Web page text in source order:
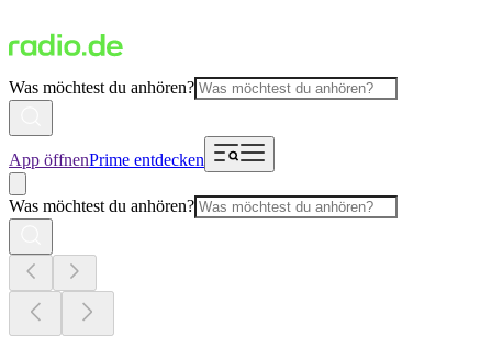
Was möchtest du anhören?
App öffnenPrime entdecken
Was möchtest du anhören?